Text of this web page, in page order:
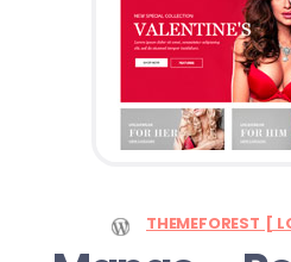
THEMEFOREST [